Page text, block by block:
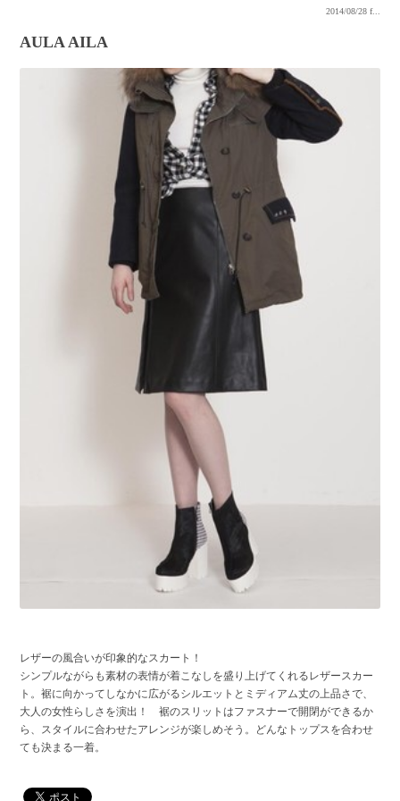
2014/08/28 f...
AULA AILA
レザーの風合いが印象的なスカート！
シンプルながらも素材の表情が着こなしを盛り上げてくれるレザースカー
ト。裾に向かってしなかに広がるシルエットとミディアム丈の上品さで、
大人の女性らしさを演出！ 裾のスリットはファスナーで開閉ができるか
ら、スタイルに合わせたアレンジが楽しめそう。どんなトップスを合わせ
ても決まる一着。